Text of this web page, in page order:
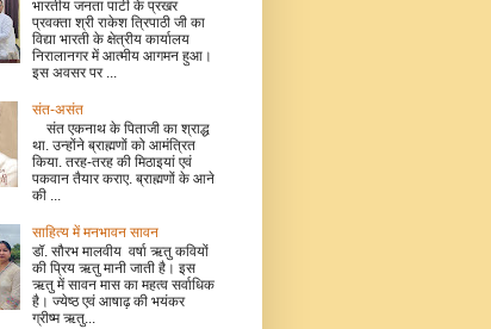
भारतीय जनता पार्टी के प्रखर
प्रवक्ता श्री राकेश त्रिपाठी जी का
विद्या भारती के क्षेत्रीय कार्यालय
निरालानगर में आत्मीय आगमन हुआ।
इस अवसर पर ...
संत-असंत
संत एकनाथ के पिताजी का श्राद्ध
था. उन्होंने ब्राह्मणों को आमंत्रित
किया. तरह-तरह की मिठाइयां एवं
पकवान तैयार कराए. ब्राह्मणों के आने
की ...
साहित्य में मनभावन सावन
डॉ. सौरभ मालवीय वर्षा ऋतु कवियों
की प्रिय ऋतु मानी जाती है। इस
ऋतु में सावन मास का महत्व सर्वाधिक
है। ज्येष्ठ एवं आषाढ़ की भयंकर
ग्रीष्म ऋतु...